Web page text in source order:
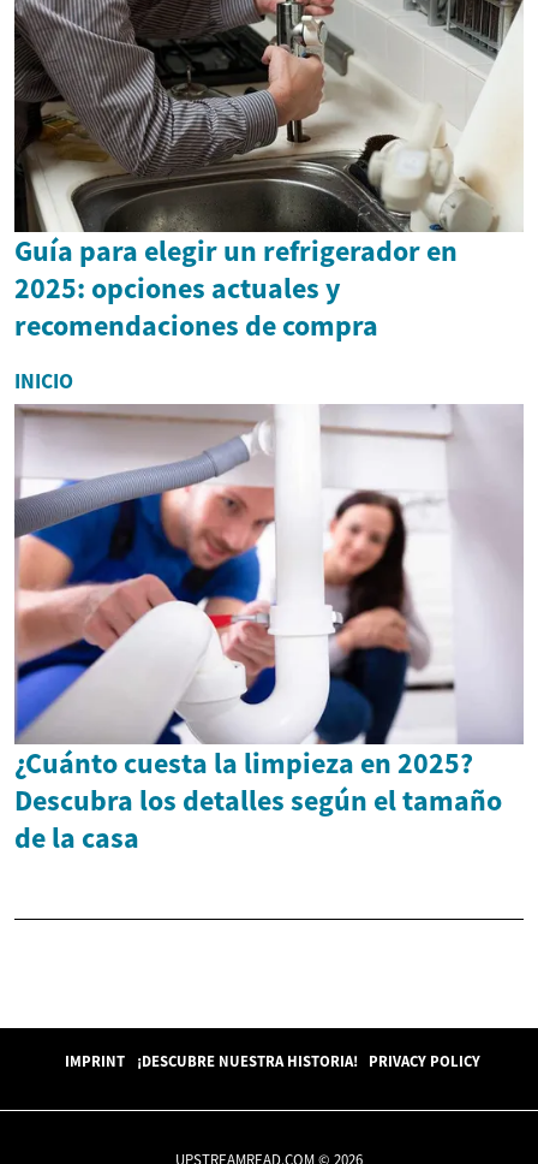
Guía para elegir un refrigerador en
2025: opciones actuales y
recomendaciones de compra
INICIO
¿Cuánto cuesta la limpieza en 2025?
Descubra los detalles según el tamaño
de la casa
IMPRINT ¡DESCUBRE NUESTRA HISTORIA! PRIVACY POLICY
UPSTREAMREAD.COM © 2026